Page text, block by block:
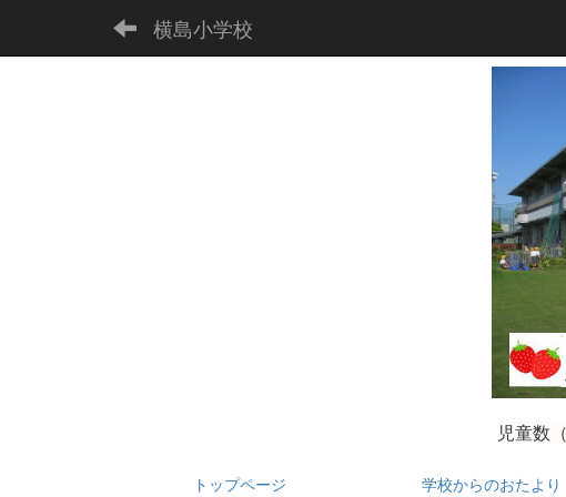
横島小学校
児童数
トップページ 学校からのおたより